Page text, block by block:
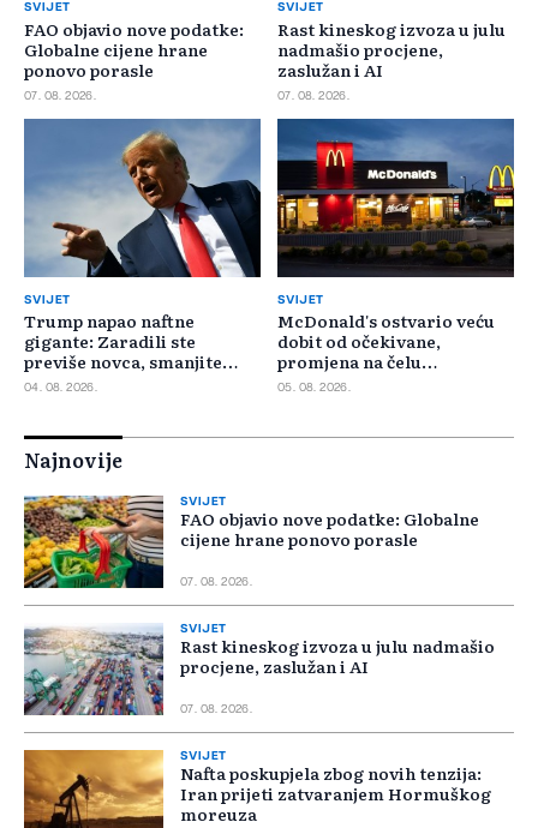
SVIJET
FAO objavio nove podatke:
Globalne cijene hrane
ponovo porasle
07. 08. 2026.
SVIJET
Rast kineskog izvoza u julu
nadmašio procjene,
zaslužan i AI
07. 08. 2026.
SVIJET
Trump napao naftne
gigante: Zaradili ste
previše novca, smanjite
cijene
04. 08. 2026.
SVIJET
McDonald's ostvario veću
dobit od očekivane,
promjena na čelu
poslovanja u SAD-u
05. 08. 2026.
Najnovije
SVIJET
FAO objavio nove podatke: Globalne
cijene hrane ponovo porasle
07. 08. 2026.
SVIJET
Rast kineskog izvoza u julu nadmašio
procjene, zaslužan i AI
07. 08. 2026.
SVIJET
Nafta poskupjela zbog novih tenzija:
Iran prijeti zatvaranjem Hormuškog
moreuza